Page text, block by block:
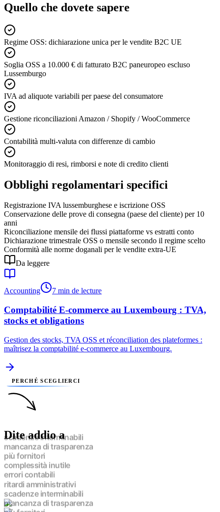
Quello che dovete sapere
Regime OSS: dichiarazione unica per le vendite B2C UE
Soglia OSS a 10.000 € di fatturato B2C paneuropeo escluso
Lussemburgo
IVA ad aliquote variabili per paese del consumatore
Gestione riconciliazioni Amazon / Shopify / WooCommerce
Contabilità multi-valuta con differenze di cambio
Monitoraggio di resi, rimborsi e note di credito clienti
Obblighi regolamentari specifici
Registrazione IVA lussemburghese e iscrizione OSS
Conservazione delle prove di consegna (paese del cliente) per 10
anni
Riconciliazione mensile dei flussi piattaforme vs estratti conto
Dichiarazione trimestrale OSS o mensile secondo il regime scelto
Conformità alle norme doganali per le vendite extra-UE
Da leggere
Accounting 7 min de lecture
Comptabilité E-commerce au Luxembourg : TVA,
stocks et obligations
Gestion des stocks, TVA OSS et réconciliation des plateformes :
maîtrisez la comptabilité e-commerce au Luxembourg.
PERCHÉ SCEGLIERCI
Dite addio a
scadenze interminabili
mancanza di trasparenza
più fornitori
complessità inutile
errori contabili
ritardi amministrativi
scadenze interminabili
mancanza di trasparenza